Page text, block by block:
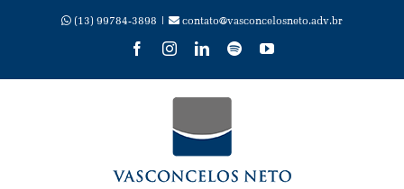
(13) 99784-3898 | contato@vasconcelosneto.adv.br
FacebookInstagramLinkedIn
SpotifyYouTube